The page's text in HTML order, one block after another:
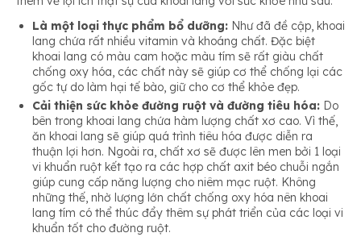
Là một loại thực phẩm bổ dưỡng: Như đã đề cập, khoai
lang chứa rất nhiều vitamin và khoáng chất. Đặc biệt
khoai lang có màu cam hoặc màu tím sẽ rất giàu chất
chống oxy hóa, các chất này sẽ giúp cơ thể chống lại các
gốc tự do làm hại tế bào, giữ cho cơ thể khỏe đẹp.
Cải thiện sức khỏe đường ruột và đường tiêu hóa: Do
bên trong khoai lang chứa hàm lượng chất xơ cao. Vì thế,
ăn khoai lang sẽ giúp quá trình tiêu hóa được diễn ra
thuận lợi hơn. Ngoài ra, chất xơ sẽ được lên men bởi 1 loại
vi khuẩn ruột kết tạo ra các hợp chất axit béo chuỗi ngắn
giúp cung cấp năng lượng cho niêm mạc ruột. Không
những thế, nhờ lượng lớn chất chống oxy hóa nên khoai
lang tím có thể thúc đẩy thêm sự phát triển của các loại vi
khuẩn tốt cho đường ruột.